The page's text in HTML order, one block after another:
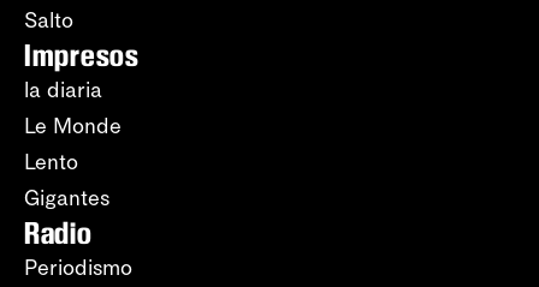
Salto
Impresos
la diaria
Le Monde
Lento
Gigantes
Radio
Periodismo